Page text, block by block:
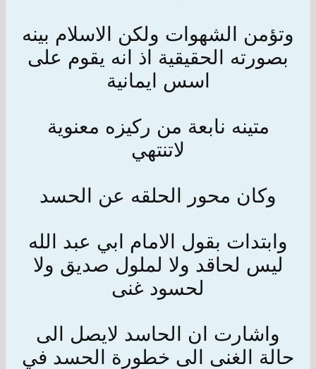
وتؤمن الشهوات ولكن الاسلام بينه
بصورته الحقيقية اذ انه يقوم على
اسس ايمانية
متينه نابعة من ركيزه معنوية
لاتنتهي
وكان محور الحلقه عن الحسد
وابتدات بقول الامام ابي عبد الله
ليس لحاقد ولا لملول صديق ولا
لحسود غنى
واشارت ان الحاسد لايصل الى
حالة الغنى الى خطورة الحسد في